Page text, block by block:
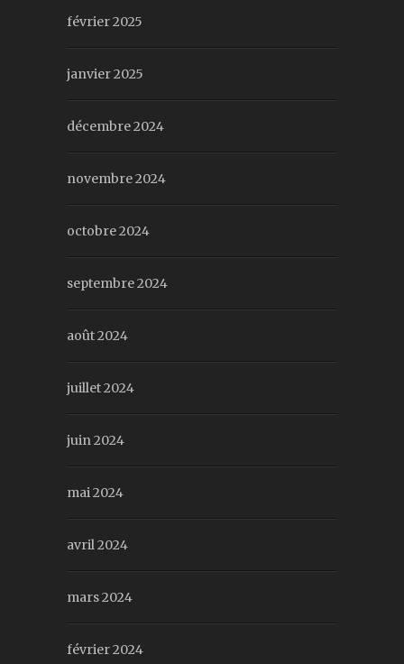
février 2025
janvier 2025
décembre 2024
novembre 2024
octobre 2024
septembre 2024
août 2024
juillet 2024
juin 2024
mai 2024
avril 2024
mars 2024
février 2024